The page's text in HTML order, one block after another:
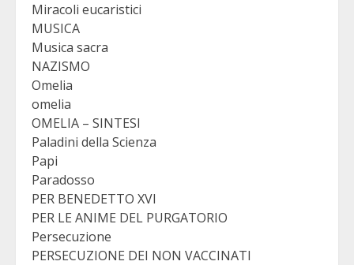
Miracoli eucaristici
MUSICA
Musica sacra
NAZISMO
Omelia
omelia
OMELIA – SINTESI
Paladini della Scienza
Papi
Paradosso
PER BENEDETTO XVI
PER LE ANIME DEL PURGATORIO
Persecuzione
PERSECUZIONE DEI NON VACCINATI